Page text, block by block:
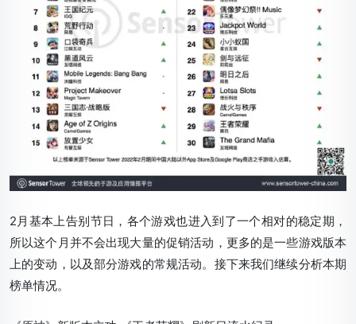
2月基本上告别节日，各个游戏也进入到了一个相对的稳定期，
所以这个月并不会出现大量的促销活动，更多的是一些游戏版本
上的变动，以及部分游戏的常规活动。接下来我们继续分析本期
榜单情况。